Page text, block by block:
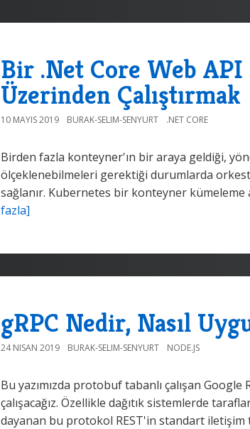
Bir .Net Core Web
Üzerinden Çalıştırmak
10 MAYIS 2019 BURAK-SELIM-SENYURT .NET CORE
Birden fazla konteyner'ın bir araya geldiği,
ölçeklenebilmeleri gerektiği durumlarda
sağlanır. Kubernetes bir konteyner kümeleme
fazla]
gRPC Nedir, Nasıl
24 NISAN 2019 BURAK-SELIM-SENYURT NODE.JS
Bu yazımızda protobuf tabanlı çalışan
çalışacağız. Özellikle dağıtık sistemlerde
dayanan bu protokol REST'in standart